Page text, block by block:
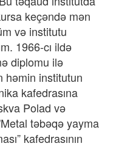
keçəndə mən
və institutu
1966-cı ildə
diplomu ilə
həmin institutun
kafedrasına
Polad və
təbəqə yayma
kafedrasının